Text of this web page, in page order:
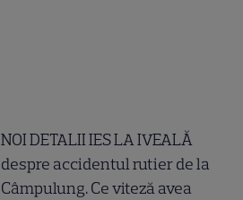
NOI DETALII IES LA IVEALĂ
despre accidentul rutier de la
Câmpulung. Ce viteză avea